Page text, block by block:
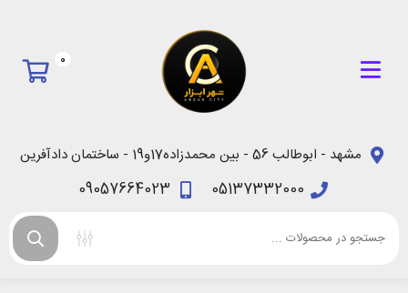
0
مشهد - ابوطالب 56 - بین محمدزاده17و19 - ساختمان دادآفرین
05137332000
09057664023